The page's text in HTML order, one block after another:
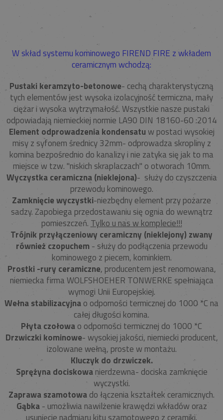
W skład systemu kominowego FIREND FIRE z wkładem
ceramicznym wchodzą:
Pustaki keramzyto-betonowe- cechą charakterystyczną
tych elementów jest wysoka izolacyjność termiczna, mały
ciężar i wysoka wytrzymałość. Wszystkie nasze pustaki
odpowiadają niemieckiej normie LA90 DIN 18160-60 :2014
Element odprowadzenia kondensatuw postaci wysokiej
misy z syfonem średnicy 32mm- odprowadza skropliny z
komina bezpośrednio do kanalizy i nie zatyka się jak to ma
miejsce w tzw. "niskich skraplaczach" o otworach 10mm.
Wyczystka ceramiczna (nieklejona)- służy do czyszczenia
przewodu kominowego.
Zamknięcie wyczystki-niezbędny element przy pożarze
sadzy. Zapobiega przedostawaniu się ognia do wewnątrz
pomieszczeń. Tylko u nas w komplecie!!!
Trójnik przyłączeniowy ceramiczny (nieklejony) zwany
również czopuchem- służy do podłączenia przewodu
kominowego z piecem, kominkiem.
Prostki -rury ceramiczne, producentem jest renomowana,
niemiecka firma WOLFSHOEHER TONWERKE spełniająca
wymogi Unii Europejskiej.
Wełna stabilizacyjnao odporności termicznej do 1000 *C na
całej długości komina.
Płyta czołowao odporności termicznej do 1000 *C
Drzwiczki kominowe- wysokiej jakości, niemiecki producent,
izolowane wełną, proste w montażu.
Kluczyk do drzwiczek.
Sprężyna dociskowanierdzewna- dociska zamknięcie
wyczystki.
Zaprawa szamotowado łączenia kształtek ceramicznych.
Gąbka- umożliwia nawilżenie krawędzi wkładów oraz